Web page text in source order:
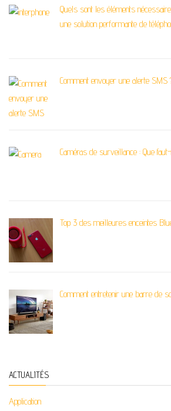
Quels sont les éléments
une solution performante de
Comment envoyer une alerte SMS
Caméras de surveillance : Que
Top 3 des meilleures enceintes
Comment entretenir une barre de
ACTUALITÉS
Application